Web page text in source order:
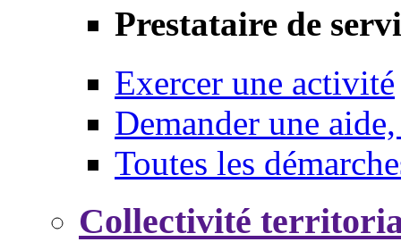
Prestataire de
Exercer une activité
Demander une
Toutes les
Collectivité